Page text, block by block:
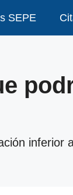
SEPE
inferior